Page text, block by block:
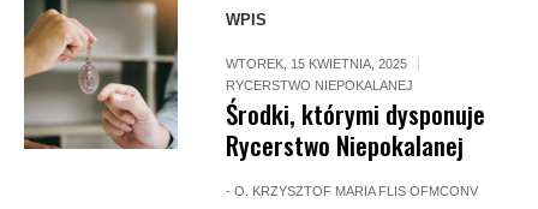
WPIS
WTOREK, 15 KWIETNIA, 2025
RYCERSTWO NIEPOKALANEJ
Środki, którymi dysponuje
Rycerstwo Niepokalanej
-O. KRZYSZTOF MARIA FLIS OFMCONV